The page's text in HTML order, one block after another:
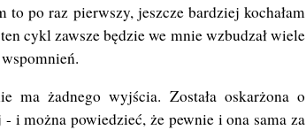
to po raz pierwszy, jeszcze bardziej kochałam
cykl zawsze będzie we mnie wzbudzał wiele
ma żadnego wyjścia. Została oskarżona o
można powiedzieć, że pewnie i ona sama za